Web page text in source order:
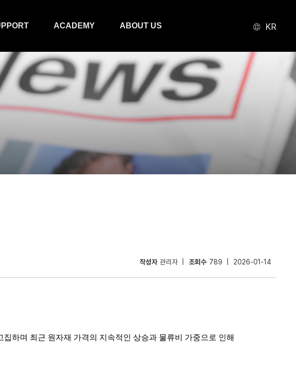
ACADEMY ABOUT US KR
작성자 관리자 조회수 789 2026-01-14
하며 최근 원자재 가격의 지속적인 상승과 물류비 가중으로 인해